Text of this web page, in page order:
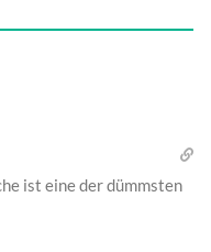
ist eine der dümmsten